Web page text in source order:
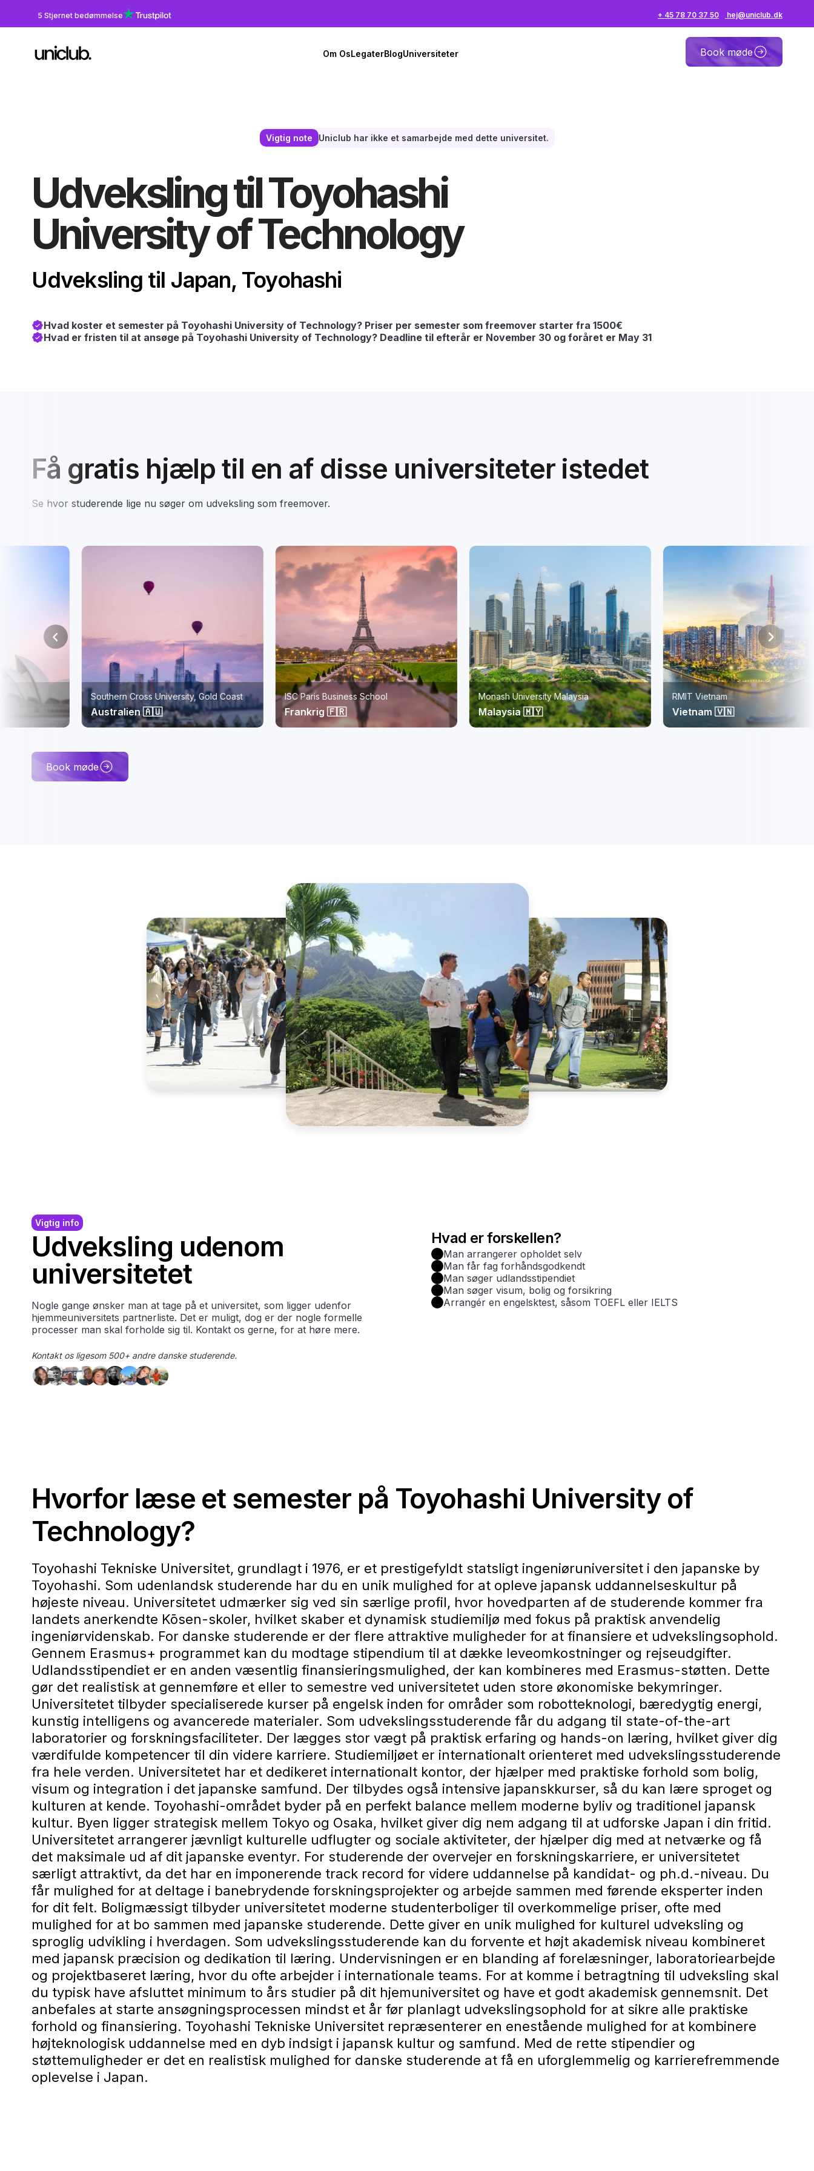
5 Stjernet bedømmelse + 45 78 70 37 50 hej@uniclub.dk
Om OsLegaterBlogUniversiteter Book møde
Vigtig note Uniclub har ikke et samarbejde med dette universitet.
Udveksling til Toyohashi
University of Technology
Udveksling til Japan, Toyohashi
Hvad koster et semester på Toyohashi University of Technology? Priser per semester som freemover starter fra 1500€
Hvad er fristen til at ansøge på Toyohashi University of Technology? Deadline til efterår er November 30 og foråret er May 31
Få gratis hjælp til en af disse universiteter istedet
Se hvor studerende lige nu søger om udveksling som freemover.
Southern Cross University, Gold Coast
Australien 🇦🇺
ISC Paris Business School
Frankrig 🇫🇷
Monash University Malaysia
Malaysia 🇲🇾
RMIT Vietnam
Vietnam 🇻🇳
Book møde
Vigtig info
Udveksling udenom
universitetet
Nogle gange ønsker man at tage på et universitet, som ligger udenfor
hjemmeuniversitets partnerliste. Det er muligt, dog er der nogle formelle
processer man skal forholde sig til. Kontakt os gerne, for at høre mere.
Kontakt os ligesom 500+ andre danske studerende.
Hvad er forskellen?
Man arrangerer opholdet selv
Man får fag forhåndsgodkendt
Man søger udlandsstipendiet
Man søger visum, bolig og forsikring
Arrangér en engelsktest, såsom TOEFL eller IELTS
Hvorfor læse et semester på Toyohashi University of
Technology?
Toyohashi Tekniske Universitet, grundlagt i 1976, er et prestigefyldt statsligt ingeniøruniversitet i den japanske by
Toyohashi. Som udenlandsk studerende har du en unik mulighed for at opleve japansk uddannelseskultur på
højeste niveau. Universitetet udmærker sig ved sin særlige profil, hvor hovedparten af de studerende kommer fra
landets anerkendte Kōsen-skoler, hvilket skaber et dynamisk studiemiljø med fokus på praktisk anvendelig
ingeniørvidenskab. For danske studerende er der flere attraktive muligheder for at finansiere et udvekslingsophold.
Gennem Erasmus+ programmet kan du modtage stipendium til at dække leveomkostninger og rejseudgifter.
Udlandsstipendiet er en anden væsentlig finansieringsmulighed, der kan kombineres med Erasmus-støtten. Dette
gør det realistisk at gennemføre et eller to semestre ved universitetet uden store økonomiske bekymringer.
Universitetet tilbyder specialiserede kurser på engelsk inden for områder som robotteknologi, bæredygtig energi,
kunstig intelligens og avancerede materialer. Som udvekslingsstuderende får du adgang til state-of-the-art
laboratorier og forskningsfaciliteter. Der lægges stor vægt på praktisk erfaring og hands-on læring, hvilket giver dig
værdifulde kompetencer til din videre karriere. Studiemiljøet er internationalt orienteret med udvekslingsstuderende
fra hele verden. Universitetet har et dedikeret internationalt kontor, der hjælper med praktiske forhold som bolig,
visum og integration i det japanske samfund. Der tilbydes også intensive japanskkurser, så du kan lære sproget og
kulturen at kende. Toyohashi-området byder på en perfekt balance mellem moderne byliv og traditionel japansk
kultur. Byen ligger strategisk mellem Tokyo og Osaka, hvilket giver dig nem adgang til at udforske Japan i din fritid.
Universitetet arrangerer jævnligt kulturelle udflugter og sociale aktiviteter, der hjælper dig med at netværke og få
det maksimale ud af dit japanske eventyr. For studerende der overvejer en forskningskarriere, er universitetet
særligt attraktivt, da det har en imponerende track record for videre uddannelse på kandidat- og ph.d.-niveau. Du
får mulighed for at deltage i banebrydende forskningsprojekter og arbejde sammen med førende eksperter inden
for dit felt. Boligmæssigt tilbyder universitetet moderne studenterboliger til overkommelige priser, ofte med
mulighed for at bo sammen med japanske studerende. Dette giver en unik mulighed for kulturel udveksling og
sproglig udvikling i hverdagen. Som udvekslingsstuderende kan du forvente et højt akademisk niveau kombineret
med japansk præcision og dedikation til læring. Undervisningen er en blanding af forelæsninger, laboratoriearbejde
og projektbaseret læring, hvor du ofte arbejder i internationale teams. For at komme i betragtning til udveksling skal
du typisk have afsluttet minimum to års studier på dit hjemuniversitet og have et godt akademisk gennemsnit. Det
anbefales at starte ansøgningsprocessen mindst et år før planlagt udvekslingsophold for at sikre alle praktiske
forhold og finansiering. Toyohashi Tekniske Universitet repræsenterer en enestående mulighed for at kombinere
højteknologisk uddannelse med en dyb indsigt i japansk kultur og samfund. Med de rette stipendier og
støttemuligheder er det en realistisk mulighed for danske studerende at få en uforglemmelig og karrierefremmende
oplevelse i Japan.